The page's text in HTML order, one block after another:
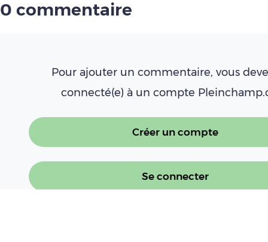
0 commentaire
Pour ajouter un commentaire, vous
connecté(e) à un compte
Créer un compte
Se connecter